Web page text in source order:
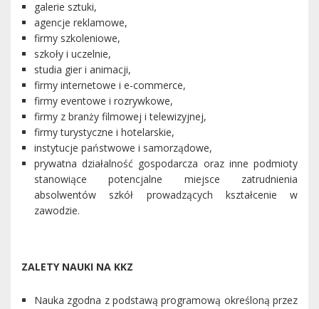
galerie sztuki,
agencje reklamowe,
firmy szkoleniowe,
szkoły i uczelnie,
studia gier i animacji,
firmy internetowe i e-commerce,
firmy eventowe i rozrywkowe,
firmy z branży filmowej i telewizyjnej,
firmy turystyczne i hotelarskie,
instytucje państwowe i samorządowe,
prywatna działalność gospodarcza oraz inne podmioty
stanowiące potencjalne miejsce zatrudnienia
absolwentów szkół prowadzących kształcenie w
zawodzie.
ZALETY NAUKI NA KKZ
Nauka zgodna z podstawą programową określoną przez